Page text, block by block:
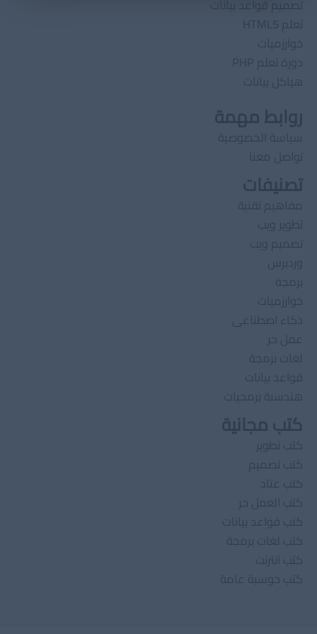
تصميم قواعد بيانات
تعلم HTML5
خوارزميات
دورة تعلم PHP
هياكل بيانات
روابط مهمة
سياسة الخصوصية
تواصل معنا
تصنيفات
مفاهيم تقنية
تطوير ويب
تصميم ويب
وردبرس
برمجة
خوارزميات
ذكاء اصطناعى
عمل حر
لغات برمجة
قواعد بيانات
هندسىة برمجيات
كتب مجانية
كتب تطوير
كتب تصميم
كتب عتاد
كتب العمل حر
كتب قواعد بيانات
كتب لغات برمجة
كتب انترنت
كتب حوسبة عامة